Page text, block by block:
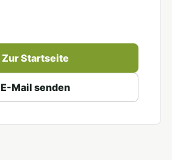
Zur Startseite
E-Mail senden